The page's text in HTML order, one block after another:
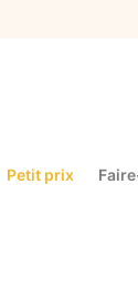
Petit prix